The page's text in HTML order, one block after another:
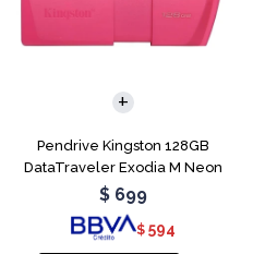
Pendrive Kingston 128GB
DataTraveler Exodia M Neon
Pink
$ 699
$ 594